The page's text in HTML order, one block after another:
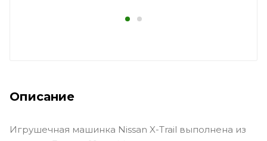
Описание
Игрушечная машинка Nissan X-Trail выполнена из